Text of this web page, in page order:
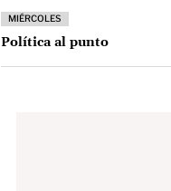
MIÉRCOLES
Política al punto